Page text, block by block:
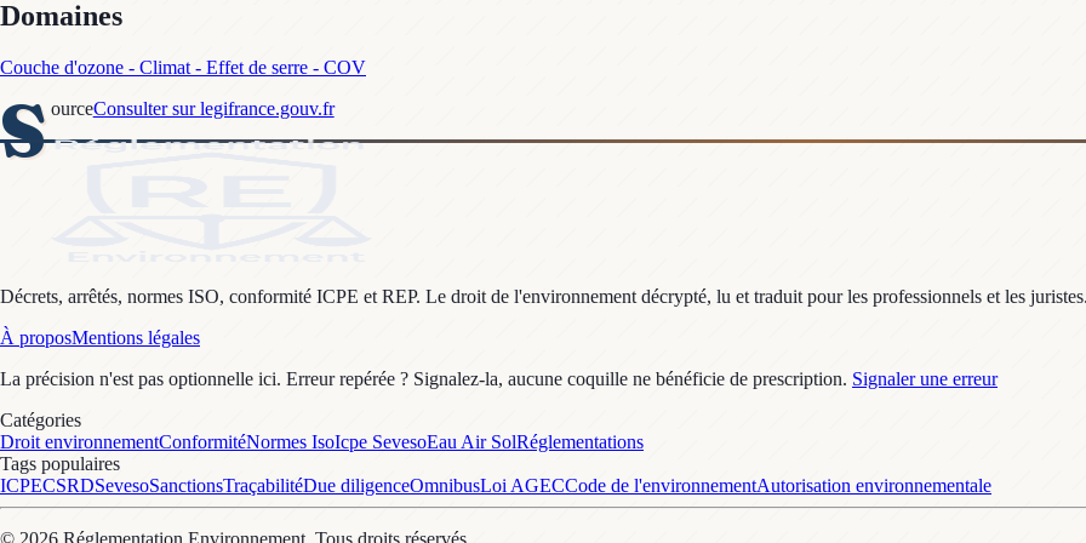
Domaines
Couche d'ozone - Climat - Effet de serre - COV
S ourceConsulter sur legifrance.gouv.fr
Décrets, arrêtés, normes ISO, conformité ICPE et REP. Le droit de l'environnement décrypté, lu et traduit pour les professionnels et les
À proposMentions légales
La précision n'est pas optionnelle ici. Erreur repérée ? Signalez-la, aucune coquille ne bénéficie de prescription. Signaler une erreur
Catégories
Droit environnementConformitéNormes IsoIcpe SevesoEau Air SolRéglementations
Tags populaires
ICPECSRDSevesoSanctionsTraçabilitéDue diligenceOmnibusLoi AGECCode de l'environnementAutorisation environnementale
© 2026 Réglementation Environnement . Tous droits réservés.